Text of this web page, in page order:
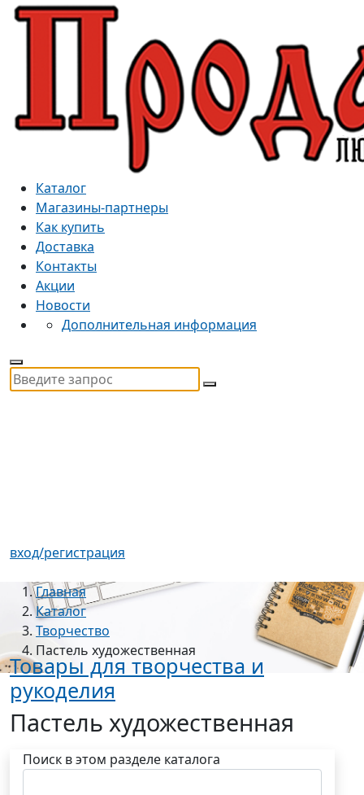
Каталог
Магазины-партнеры
Как купить
Доставка
Контакты
Акции
Новости
Дополнительная информация
вход/регистрация
Главная
Каталог
Творчество
Пастель художественная
Товары для творчества и
рукоделия
Пастель художественная
Поиск в этом разделе каталога